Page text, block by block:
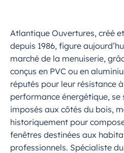
Atlantique Ouvertures, créé
depuis 1986, figure
marché de la menuiserie,
conçus en PVC ou en
réputés pour leur résistance
performance énergétique,
imposés aux côtés du bois,
historiquement pour
fenêtres destinées aux
professionnels. Spécialiste